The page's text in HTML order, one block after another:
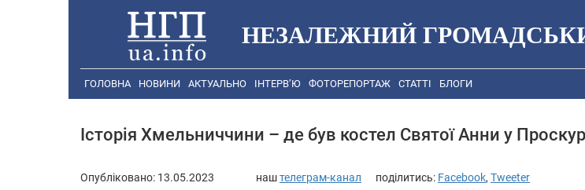
НЕЗАЛЕЖНИЙ
ГОЛОВНА НОВИНИ АКТУАЛЬНО ІНТЕРВ’Ю ФОТОРЕПОРТАЖ СТАТТІ БЛОГИ
Історія Хмельниччини – де був костел Святої Анни у
Опубліковано: 13.05.2023 наштелеграм-канал поділитись: Facebook, Tweeter